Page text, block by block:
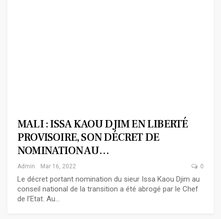
MALI : ISSA KAOU DJIM EN LIBERTÉ
PROVISOIRE, SON DÉCRET DE
NOMINATION AU…
Admin Mar 16, 2022 0
Le décret portant nomination du sieur Issa Kaou Djim au
conseil national de la transition a été abrogé par le Chef
de l’Etat. Au…